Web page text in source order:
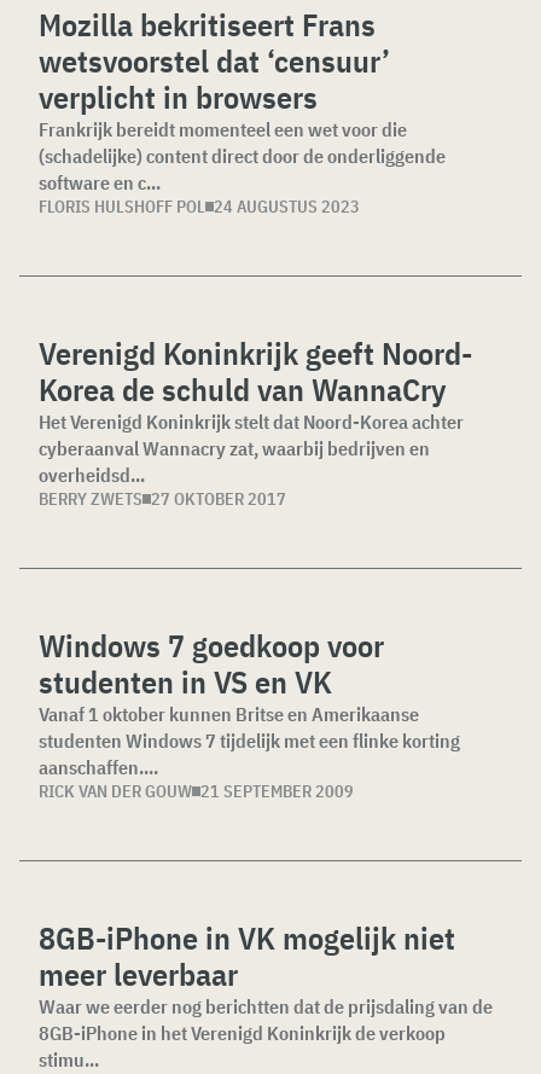
Mozilla bekritiseert Frans
wetsvoorstel dat ‘censuur’
verplicht in browsers
Frankrijk bereidt momenteel een wet voor die
(schadelijke) content direct door de onderliggende
software en c...
FLORIS HULSHOFF POL 24 AUGUSTUS 2023
Verenigd Koninkrijk geeft Noord-
Korea de schuld van WannaCry
Het Verenigd Koninkrijk stelt dat Noord-Korea achter
cyberaanval Wannacry zat, waarbij bedrijven en
overheidsd...
BERRY ZWETS 27 OKTOBER 2017
Windows 7 goedkoop voor
studenten in VS en VK
Vanaf 1 oktober kunnen Britse en Amerikaanse
studenten Windows 7 tijdelijk met een flinke korting
aanschaffen....
RICK VAN DER GOUW 21 SEPTEMBER 2009
8GB-iPhone in VK mogelijk niet
meer leverbaar
Waar we eerder nog berichtten dat de prijsdaling van de
8GB-iPhone in het Verenigd Koninkrijk de verkoop
stimu...